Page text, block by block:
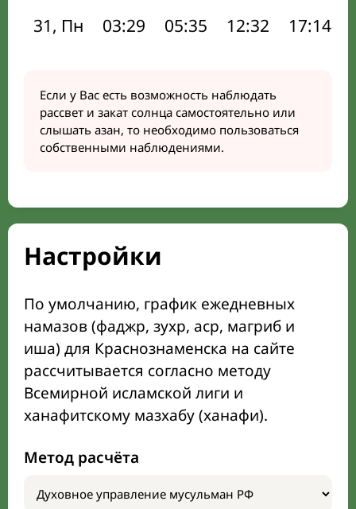
31, Пн
03:29 05:35 12:32 17:14
Если у Вас есть возможность наблюдать
рассвет и закат солнца самостоятельно или
слышать азан, то необходимо пользоваться
собственными наблюдениями.
Настройки
По умолчанию, график ежедневных
намазов (фаджр, зухр, аср, магриб и
иша) для Краснознаменска на сайте
рассчитывается согласно методу
Всемирной исламской лиги и
ханафитскому мазхабу (ханафи).
Метод расчёта